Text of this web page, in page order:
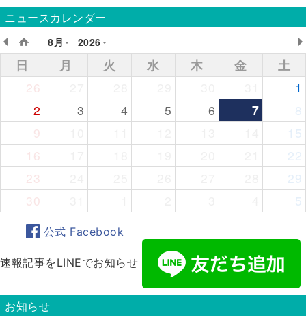
ニュースカレンダー
8月
2026
日 月 火 水 木 金
土
26
1
2
3 4 5 6 7
8
9
15
16
22
23
29
30
5
公式 Facebook
速報記事をLINEでお知らせ
お知らせ